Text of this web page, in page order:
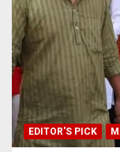
EDITOR'S PICK